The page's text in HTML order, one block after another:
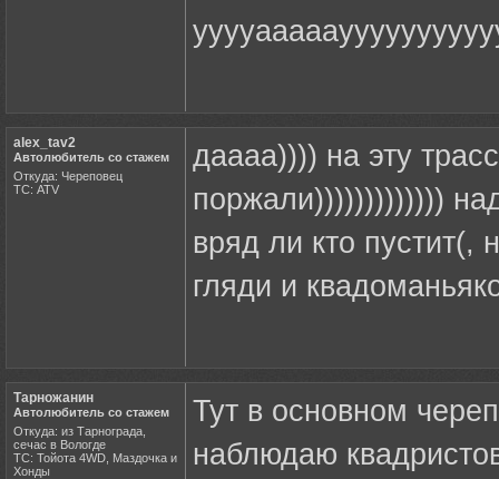
alex_tav2
Автолюбитель со стажем
Откуда: Череповец
ТС: ATV
даааа)))) на эту
поржали)))))))))))))
вряд ли кто
гляди и
Тарножанин
Автолюбитель со стажем
Откуда: из Тарнограда,
сечас в Вологде
ТС: Тойота 4WD, Маздочка и
Хонды
Тут в основном
наблюдаю